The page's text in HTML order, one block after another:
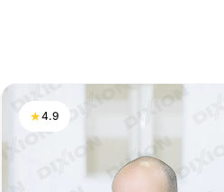
★4.9